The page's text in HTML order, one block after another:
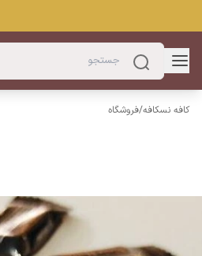
کافه نسکافه/فروشگاه